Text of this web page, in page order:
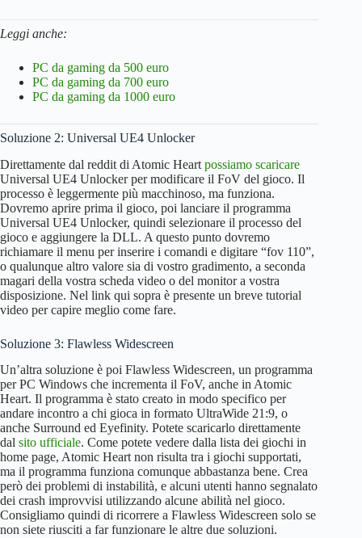
Leggi anche:
PC da gaming da 500 euro
PC da gaming da 700 euro
PC da gaming da 1000 euro
Soluzione 2: Universal UE4 Unlocker
Direttamente dal reddit di Atomic Heart possiamo scaricare
Universal UE4 Unlocker per modificare il FoV del gioco. Il
processo è leggermente più macchinoso, ma funziona.
Dovremo aprire prima il gioco, poi lanciare il programma
Universal UE4 Unlocker, quindi selezionare il processo del
gioco e aggiungere la DLL. A questo punto dovremo
richiamare il menu per inserire i comandi e digitare “fov 110”,
o qualunque altro valore sia di vostro gradimento, a seconda
magari della vostra scheda video o del monitor a vostra
disposizione. Nel link qui sopra è presente un breve tutorial
video per capire meglio come fare.
Soluzione 3: Flawless Widescreen
Un’altra soluzione è poi Flawless Widescreen, un programma
per PC Windows che incrementa il FoV, anche in Atomic
Heart. Il programma è stato creato in modo specifico per
andare incontro a chi gioca in formato UltraWide 21:9, o
anche Surround ed Eyefinity. Potete scaricarlo direttamente
dal sito ufficiale. Come potete vedere dalla lista dei giochi in
home page, Atomic Heart non risulta tra i giochi supportati,
ma il programma funziona comunque abbastanza bene. Crea
però dei problemi di instabilità, e alcuni utenti hanno segnalato
dei crash improvvisi utilizzando alcune abilità nel gioco.
Consigliamo quindi di ricorrere a Flawless Widescreen solo se
non siete riusciti a far funzionare le altre due soluzioni.